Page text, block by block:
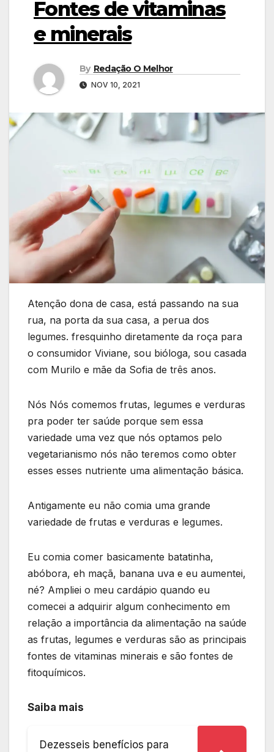
Fontes de vitaminas
e minerais
By Redação O Melhor
NOV 10, 2021
Atenção dona de casa, está passando na sua
rua, na porta da sua casa, a perua dos
legumes. fresquinho diretamente da roça para
o consumidor Viviane, sou bióloga, sou casada
com Murilo e mãe da Sofia de três anos.
Nós Nós comemos frutas, legumes e verduras
pra poder ter saúde porque sem essa
variedade uma vez que nós optamos pelo
vegetarianismo nós não teremos como obter
esses esses nutriente uma alimentação básica.
Antigamente eu não comia uma grande
variedade de frutas e verduras e legumes.
Eu comia comer basicamente batatinha,
abóbora, eh maçã, banana uva e eu aumentei,
né? Ampliei o meu cardápio quando eu
comecei a adquirir algum conhecimento em
relação a importância da alimentação na saúde
as frutas, legumes e verduras são as principais
fontes de vitaminas minerais e são fontes de
fitoquímicos.
Saiba mais
Dezesseis benefícios para